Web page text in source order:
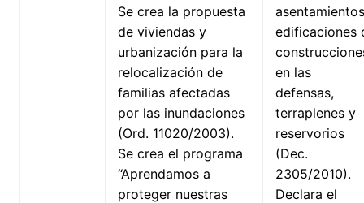
Se crea la propuesta
de viviendas y
urbanización para la
relocalización de
familias afectadas
por las inundaciones
(Ord. 11020/2003).
Se crea el programa
“Aprendamos a
proteger nuestras
edificaciones
en las
defensas,
terraplenes y
reservorios
(Dec.
2305/2010).
Declara el